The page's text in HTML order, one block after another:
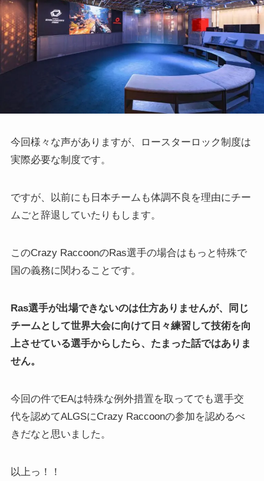
今回様々な声がありますが、ロースターロック制度は
実際必要な制度です。
ですが、以前にも日本チームも体調不良を理由にチー
ムごと辞退していたりもします。
このCrazy RaccoonのRas選手の場合はもっと特殊で
国の義務に関わることです。
Ras選手が出場できないのは仕方ありませんが、同じ
チームとして世界大会に向けて日々練習して技術を向
上させている選手からしたら、たまった話ではありま
せん。
今回の件でEAは特殊な例外措置を取ってでも選手交
代を認めてALGSにCrazy Raccoonの参加を認めるべ
きだなと思いました。
以上っ！！